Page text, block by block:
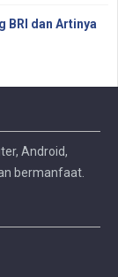
BRI dan Artinya
Android,
bermanfaat.